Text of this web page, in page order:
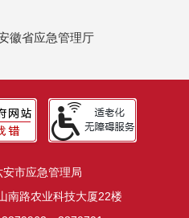
徽省应急管理厅
市应急管理局
南路农业科技大厦22楼